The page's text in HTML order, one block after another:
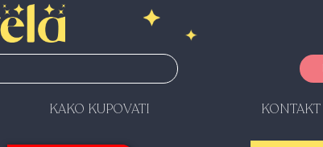
KAKO KUPOVATI KONTAKT